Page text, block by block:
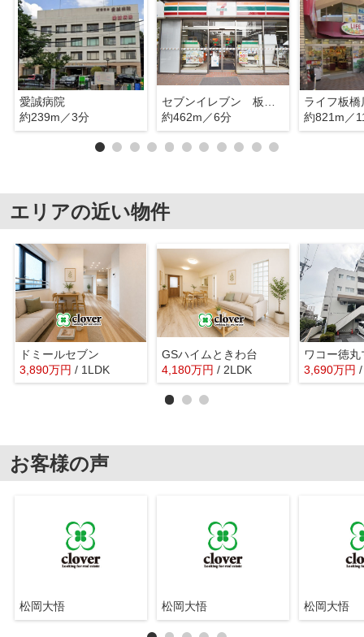
愛誠病院
約239m／3分
セブンイレブン 板橋４丁目
約462m／6分
ライフ板橋
約821m／
エリアの近い物件
ドミールセブン
3,890万円 / 1LDK
GSハイムときわ台
4,180万円 / 2LDK
ワコー徳
3,690万円
お客様の声
松岡大悟 松岡大悟 松岡大悟